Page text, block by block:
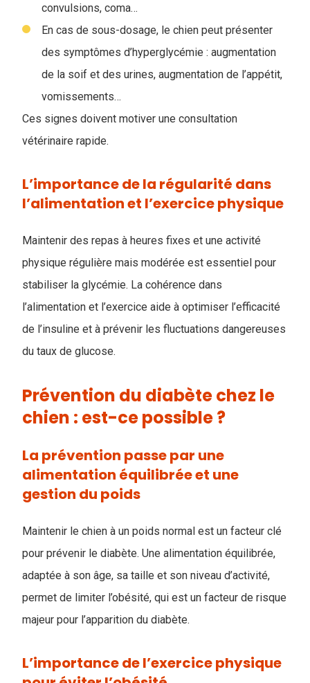
convulsions, coma…
En cas de sous-dosage, le chien peut présenter
des symptômes d’hyperglycémie : augmentation
de la soif et des urines, augmentation de l’appétit,
vomissements…
Ces signes doivent motiver une consultation
vétérinaire rapide.
L’importance de la régularité dans
l’alimentation et l’exercice physique
Maintenir des repas à heures fixes et une activité
physique régulière mais modérée est essentiel pour
stabiliser la glycémie. La cohérence dans
l’alimentation et l’exercice aide à optimiser l’efficacité
de l’insuline et à prévenir les fluctuations dangereuses
du taux de glucose.
Prévention du diabète chez le
chien : est-ce possible ?
La prévention passe par une
alimentation équilibrée et une
gestion du poids
Maintenir le chien à un poids normal est un facteur clé
pour prévenir le diabète. Une alimentation équilibrée,
adaptée à son âge, sa taille et son niveau d’activité,
permet de limiter l’obésité, qui est un facteur de risque
majeur pour l’apparition du diabète.
L’importance de l’exercice physique